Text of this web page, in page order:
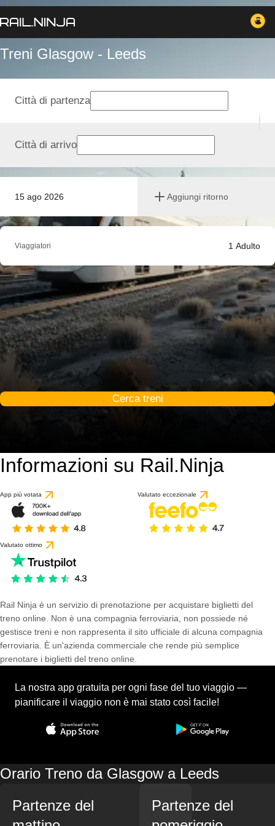
Treni Glasgow - Leeds
15 ago 2026 Aggiungi ritorno
Città di partenza
Città di arrivo
Viaggiatori 1 Adulto
Cerca treni
Informazioni su Rail.Ninja
App più votata Valutato eccezionale
Valutato ottimo
Rail Ninja è un servizio di prenotazione per acquistare biglietti del
treno online. Non è una compagnia ferroviaria, non possiede né
gestisce treni e non rappresenta il sito ufficiale di alcuna compagnia
ferroviaria. È un'azienda commerciale che rende più semplice
prenotare i biglietti del treno online.
La nostra app gratuita per ogni fase del tuo viaggio —
pianificare il viaggio non è mai stato così facile!
Orario Treno da Glasgow a Leeds
Partenze del
Partenze del